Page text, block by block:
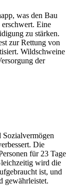
was den Bau
Eine
zu stärken.
zur Rettung von
Wildschweine
der
Die
für 23 Tage
wird die
ist, und
gewährleistet.